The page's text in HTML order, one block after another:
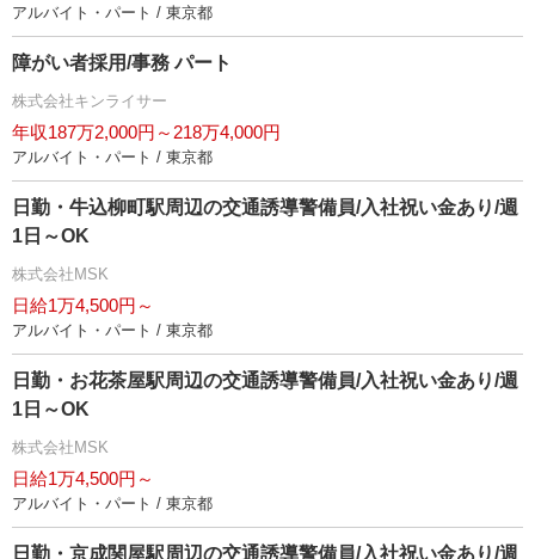
アルバイト・パート / 東京都
障がい者採用/事務 パート
株式会社キンライサー
年収187万2,000円～218万4,000円
アルバイト・パート / 東京都
日勤・牛込柳町駅周辺の交通誘導警備員/入社祝い金あり/週
1日～OK
株式会社MSK
日給1万4,500円～
アルバイト・パート / 東京都
日勤・お花茶屋駅周辺の交通誘導警備員/入社祝い金あり/週
1日～OK
株式会社MSK
日給1万4,500円～
アルバイト・パート / 東京都
日勤・京成関屋駅周辺の交通誘導警備員/入社祝い金あり/週